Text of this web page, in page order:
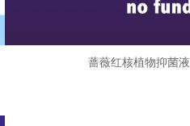
蔷薇红核植物抑菌液